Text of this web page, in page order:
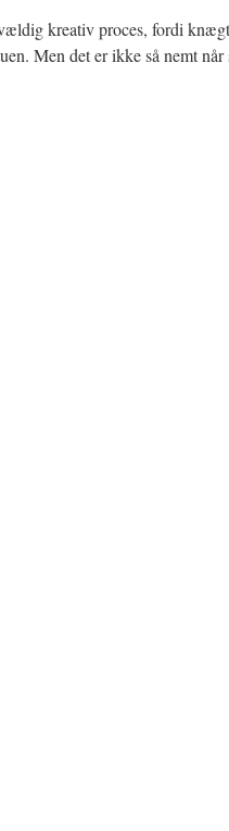
kreativ proces, fordi
Men det er ikke så nemt